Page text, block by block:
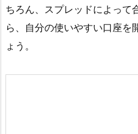
ちろん、スプレッドによって
ら、自分の使いやすい口座を
ょう。